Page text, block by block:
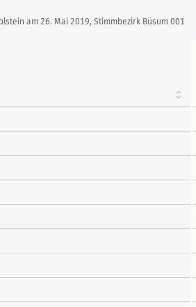
am 26. Mai 2019, Stimmbezirk Büsum 001